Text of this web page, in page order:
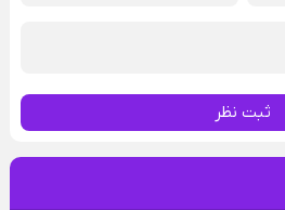
ثبت نظر